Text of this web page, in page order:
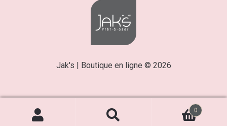
Jak's | Boutique en ligne © 2026
0